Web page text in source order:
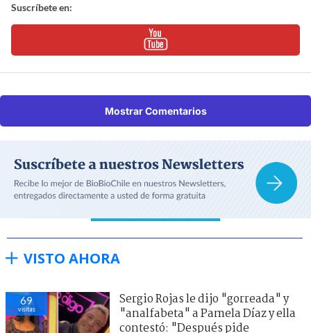
Suscríbete en:
Mostrar Comentarios
VISTO AHORA
69
visitas
Sergio Rojas le dijo "gorreada" y
"analfabeta" a Pamela Díaz y ella
contestó: "Después pide